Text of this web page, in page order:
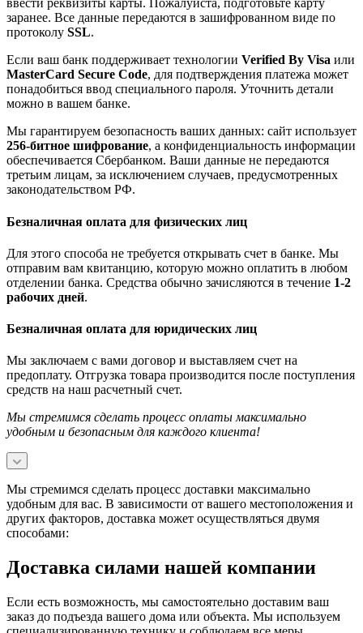
ввести реквизиты карты. Пожалуйста, подготовьте карту
заранее. Все данные передаются в зашифрованном виде по
протоколу SSL.
Если ваш банк поддерживает технологии Verified By Visa или
MasterCard Secure Code, для подтверждения платежа может
понадобиться ввод специального пароля. Уточнить детали
можно в вашем банке.
Мы гарантируем безопасность ваших данных: сайт использует
256-битное шифрование, а конфиденциальность информации
обеспечивается Сбербанком. Ваши данные не передаются
третьим лицам, за исключением случаев, предусмотренных
законодательством РФ.
Безналичная оплата для физических лиц
Для этого способа не требуется открывать счет в банке. Мы
отправим вам квитанцию, которую можно оплатить в любом
отделении банка. Средства обычно зачисляются в течение 1-2
рабочих дней.
Безналичная оплата для юридических лиц
Мы заключаем с вами договор и выставляем счет на
предоплату. Отгрузка товара производится после поступления
средств на наш расчетный счет.
Мы стремимся сделать процесс оплаты максимально
удобным и безопасным для каждого клиента!
Мы стремимся сделать процесс доставки максимально
удобным для вас. В зависимости от вашего местоположения и
других факторов, доставка может осуществляться двумя
способами:
Доставка силами нашей компании
Если есть возможность, мы самостоятельно доставим ваш
заказ до подъезда вашего дома или объекта. Мы используем